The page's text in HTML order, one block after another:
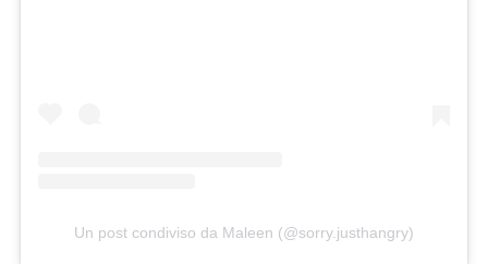
Un post condiviso da Maleen (@sorry.justhangry)